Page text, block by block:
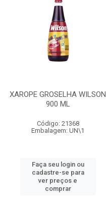
XAROPE GROSELHA WILSON
900 ML
Código: 21368
Embalagem: UN\1
Faça seu login ou
cadastre-se para
ver preços e
comprar